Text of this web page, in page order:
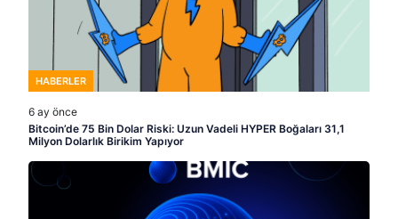
HABERLER
6 ay önce
Bitcoin’de 75 Bin Dolar Riski: Uzun Vadeli HYPER Boğaları 31,1
Milyon Dolarlık Birikim Yapıyor